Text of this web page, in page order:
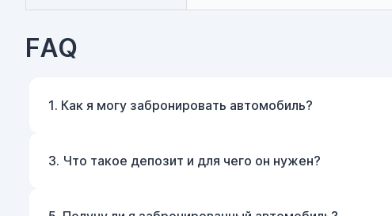
FAQ
1. Как я могу забронировать автомобиль?
3. Что такое депозит и для чего он нужен?